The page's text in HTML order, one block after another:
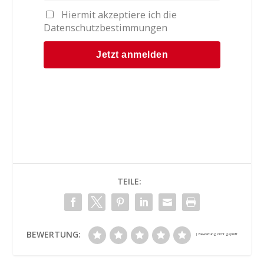
Hiermit akzeptiere ich die
Datenschutzbestimmungen
TEILE:
BEWERTUNG: